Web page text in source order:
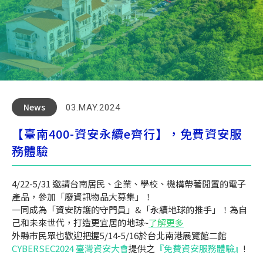
News 03.MAY.2024
【臺南400-資安永續e齊行】，免費資安服
務體驗
4/22-5/31 邀請台南居民、企業、學校、機構帶著閒置的電子
產品，參加「廢資訊物品大募集」！
一同成為「資安防護的守門員」&「永續地球的推手」！為自
己和未來世代，打造更宜居的地球~了解更多
外縣市民眾也歡迎把握5/14-5/16於台北南港展覽館二館
CYBERSEC2024 臺灣資安大會提供之 『免費資安服務體驗』 !